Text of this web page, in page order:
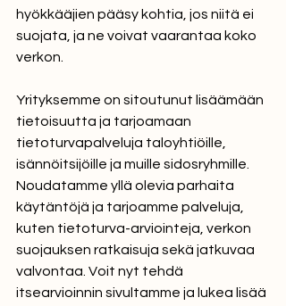
hyökkääjien pääsy kohtia, jos niitä ei
suojata, ja ne voivat vaarantaa koko
verkon.
Yrityksemme on sitoutunut lisäämään
tietoisuutta ja tarjoamaan
tietoturvapalveluja taloyhtiöille,
isännöitsijöille ja muille sidosryhmille.
Noudatamme yllä olevia parhaita
käytäntöjä ja tarjoamme palveluja,
kuten tietoturva-arviointeja, verkon
suojauksen ratkaisuja sekä jatkuvaa
valvontaa. Voit nyt tehdä
itsearvioinnin sivultamme ja lukea lisää